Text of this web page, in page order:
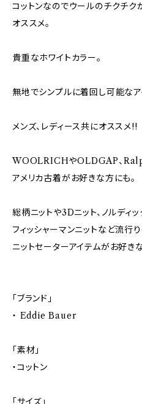
コットンなのでウールのチクチ
オススメ。
貴重なホワイトカラー。
無地でシンプルに着回し可能なア
メンズ、レディース共にオススメ!!
WOOLRICHやOLDGAP、
アメリカ古着がお好きな方にも。
総柄ニットや3Dニット、ノルディッ
フィッシャーマンニットなど流行
ニットセーターアイテムがお好き
「ブランド」
・ Eddie Bauer
「素材」
・コットン
「サイズ」